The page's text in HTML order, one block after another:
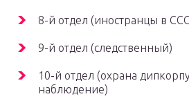
8-й отдел (иностранцы в
9-й отдел (следственный)
10-й отдел (охрана
наблюдение)